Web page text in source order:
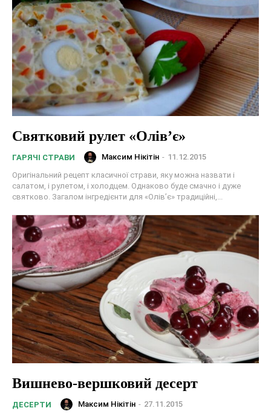
Святковий рулет «Олів’є»
ГАРЯЧІ СТРАВИ Максим Нікітін - 11.12.2015
Оригінальний рецепт класичної страви, яку можна назвати і
салатом, і рулетом, і холодцем. Однаково буде смачно і дуже
святково. Загалом інгредієнти для «Олів’є» традиційні,...
Вишнево-вершковий десерт
ДЕСЕРТИ Максим Нікітін - 27.11.2015